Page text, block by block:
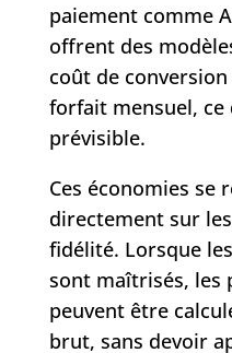
paiement comme
offrent des
coût de
forfait mensuel, ce
prévisible.
Ces économies se
directement sur
fidélité. Lorsque
sont maîtrisés, les
peuvent être
brut, sans devoir